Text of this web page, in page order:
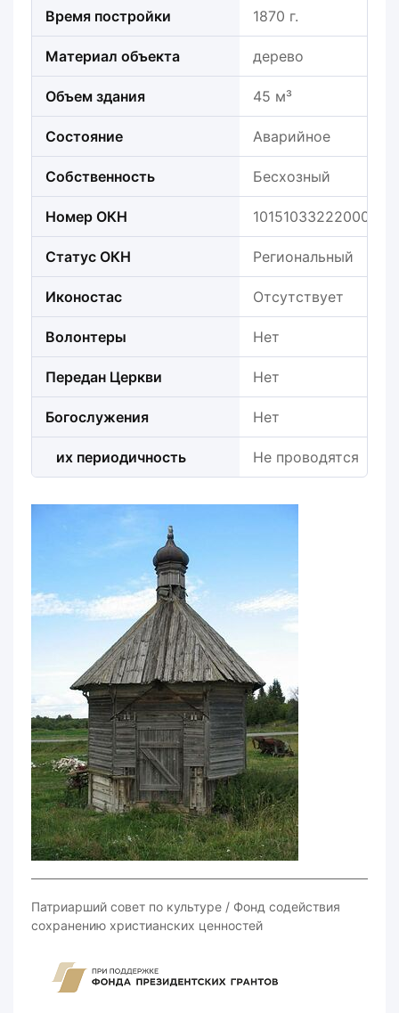
Время постройки 1870 г.
Материал объекта дерево
Объем здания 45 м³
Состояние Аварийное
Собственность Бесхозный
Номер ОКН 101510332220005
Статус ОКН Региональный
Иконостас Отсутствует
Волонтеры Нет
Передан Церкви Нет
Богослужения Нет
их периодичность Не проводятся
Патриарший совет по культуре / Фонд содействия
сохранению христианских ценностей